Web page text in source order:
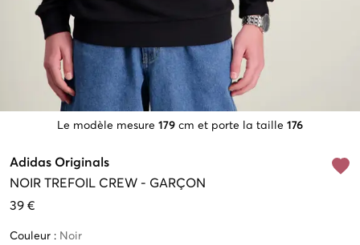
Le modèle mesure 179 cm et porte la taille 176
Adidas Originals
NOIR TREFOIL CREW - GARÇON
39 €
Couleur : Noir